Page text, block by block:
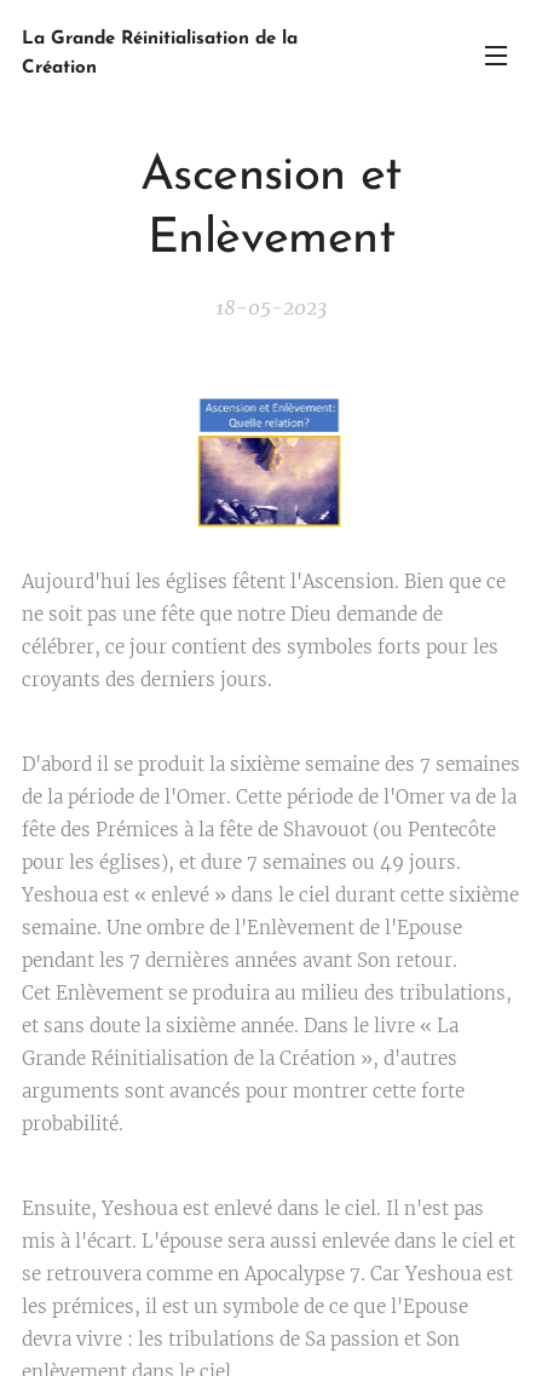
La Grande Réinitialisation de la
Création
Ascension et
Enlèvement
18-05-2023
Aujourd'hui les églises fêtent l'Ascension. Bien que ce
ne soit pas une fête que notre Dieu demande de
célébrer, ce jour contient des symboles forts pour les
croyants des derniers jours.
D'abord il se produit la sixième semaine des 7 semaines
de la période de l'Omer. Cette période de l'Omer va de la
fête des Prémices à la fête de Shavouot (ou Pentecôte
pour les églises), et dure 7 semaines ou 49 jours.
Yeshoua est « enlevé » dans le ciel durant cette sixième
semaine. Une ombre de l'Enlèvement de l'Epouse
pendant les 7 dernières années avant Son retour.
Cet Enlèvement se produira au milieu des tribulations,
et sans doute la sixième année. Dans le livre « La
Grande Réinitialisation de la Création », d'autres
arguments sont avancés pour montrer cette forte
probabilité.
Ensuite, Yeshoua est enlevé dans le ciel. Il n'est pas
mis à l'écart. L'épouse sera aussi enlevée dans le ciel et
se retrouvera comme en Apocalypse 7. Car Yeshoua est
les prémices, il est un symbole de ce que l'Epouse
devra vivre : les tribulations de Sa passion et Son
enlèvement dans le ciel.